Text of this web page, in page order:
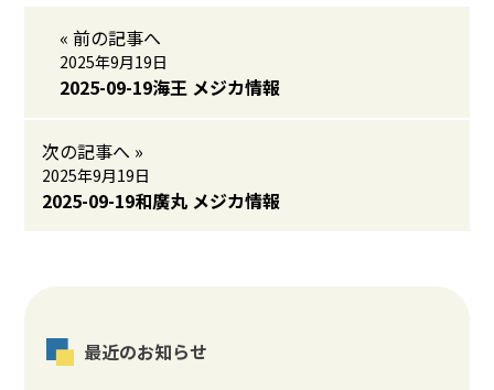
« 前の記事へ
2025年9月19日
2025-09-19海王 メジカ情報
次の記事へ »
2025年9月19日
2025-09-19和廣丸 メジカ情報
最近のお知らせ